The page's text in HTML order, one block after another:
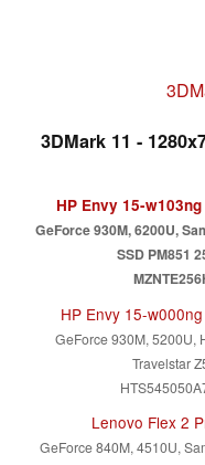
3DMark 11 -
HP Envy 15-
GeForce 930M, 6200U,
SSD PM851
HP Envy 15-
GeForce 930M, 5200U,
Travelstar
Lenovo Flex 2
GeForce 840M, 4510U,